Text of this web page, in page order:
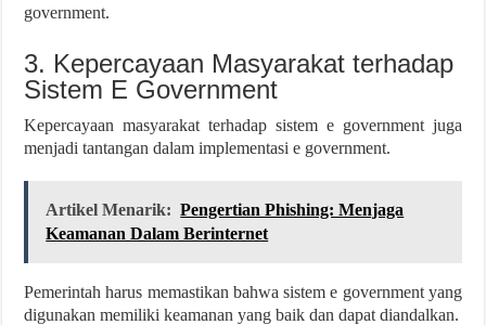
government.
3. Kepercayaan Masyarakat terhadap
Sistem E Government
Kepercayaan masyarakat terhadap sistem e government juga
menjadi tantangan dalam implementasi e government.
Artikel Menarik: Pengertian Phishing: Menjaga
Keamanan Dalam Berinternet
Pemerintah harus memastikan bahwa sistem e government yang
digunakan memiliki keamanan yang baik dan dapat diandalkan.